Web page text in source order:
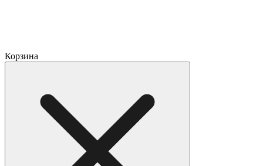
Корзина